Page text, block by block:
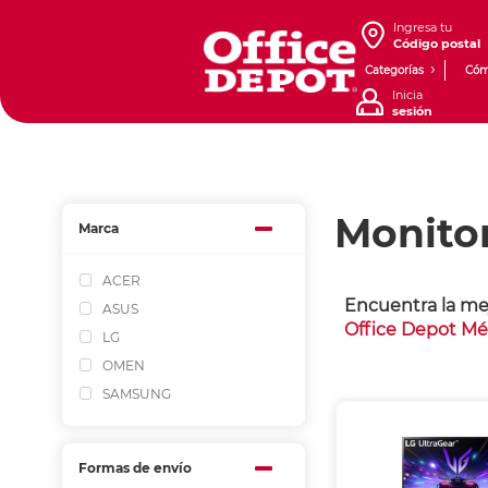
Ingresa tu
Código postal
Categorías
Inicia
sesión
Marca
ACER
ASUS
LG
OMEN
SAMSUNG
Formas de envío
Encuentra la
Office Depot